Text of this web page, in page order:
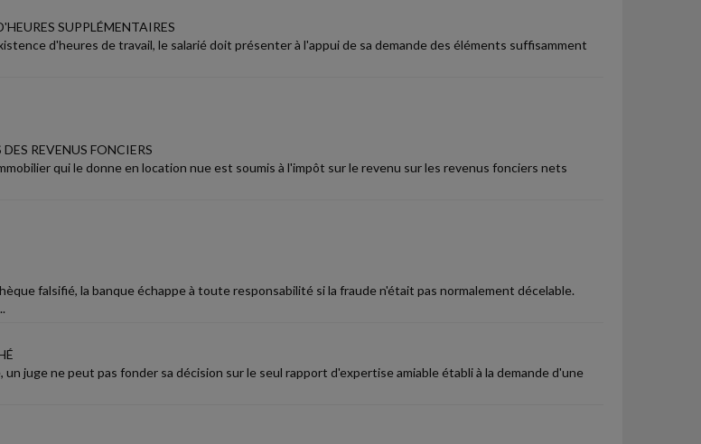
SUPPLÉMENTAIRES
d'heures de travail, le salarié doit présenter à l'appui de sa demande des éléments suffisamment
REVENUS FONCIERS
qui le donne en location nue est soumis à l'impôt sur le revenu sur les revenus fonciers nets
falsifié, la banque échappe à toute responsabilité si la fraude n'était pas normalement décelable.
un juge ne peut pas fonder sa décision sur le seul rapport d'expertise amiable établi à la demande d'une